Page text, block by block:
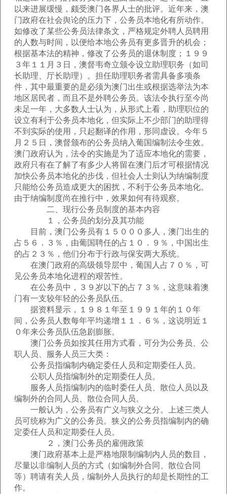
以来进展缓慢，颇受澳门各界人士的批评。近年来，澳
门政府在社会舆论的压力下，公务员本地化有所动作。
如修改了某些公务员法律条文，严格规定外聘人员聘用
的人数与时间，以便给本地公务员有更多晋升的机会；
根据基本法的精神，修改了公务员的退休制度；１９９
３年１１月３日，澳督韦奇立颁令设立助理职务（如司
长助理、厅长助理）。担任助理职务者需具备多项条
件，其中最重要的是必须为澳门出生或根据选举法为本
地区居民者，而且不是外聘公务员。该法令执行至今尚
未足一年，大多数人士认为，从形式上看，助理职位的
设立有利于公务员本地化，但实际上不少部门的助理得
不到实际的使用，只起翻译的作用，形同虚设。今年５
月２５日，澳督颁布的公务员纳入葡国编制法令生效。
澳门政府认为，法令的实施是为了适应本地化的需要，
政府只有在了解了有多少人将留在澳门后才可根据情况
加快公务员本地化的步伐，但社会人士则认为纳编制度
只能给公务员造成更大的困扰，不利于公务员本地化。
由于纳编制度尚在推行中，效果如何有待观察。
二、现行公务员制度的基本内容
１，公务员的划分及其功能
目前，澳门公务员有１５０００多人，澳门出生的
占５６．３％，由葡国聘任的占１０．９％，中国出生
的占２３％，他们分布于行政与保安两大系统。
在澳门政府的高级领导层中，葡国人占７０％，可
见公务员本地化进程的艰苦性。
在公务员中，３９岁以下的占７３％，这意味着澳
门有一支较年轻的公务员队伍。
据资料显示，１９８１年至１９９１年的１０年
间，公务员人数每年平均递增１１．６％，这说明近１
０年来公务员队伍急剧膨胀。
澳门公务员如按其任用方式看，可分为公务员、公
职人员、服务人员三大类：
公务员指编制内确定委任人员和定期委任人员。
公职人员指编制外的定期委任人员。
服务人员指编制内的临时委任人员、散位人员以及
编制外的合同人员、散位合同人员。
一般认为，公务员有广义与狭义之分。上述三类人
员可统称为广义的公务员。狭义的公务员指编制内的确
定委任人员和定期委任人员。
２，澳门公务员的雇佣政策
澳门政府基本上是严格地限制编制内人员的数目，
尽量以非编制人员的方式（如编制外合同、散位合同
等）聘请有关人员，编制外人员执行的却是长期性的工
作。